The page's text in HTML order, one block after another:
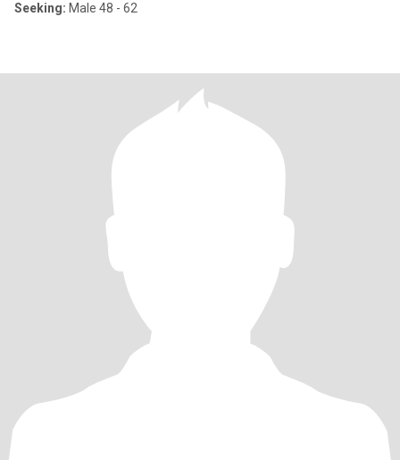
Seeking: Male 48 - 62